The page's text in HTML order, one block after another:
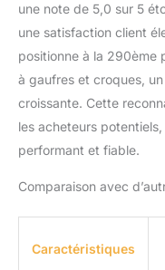
une note de 5,0 sur 5
une satisfaction client
positionne à la 290ème
à gaufres et croques,
croissante. Cette
les acheteurs
performant et fiable.
Comparaison avec
Caractéristiques